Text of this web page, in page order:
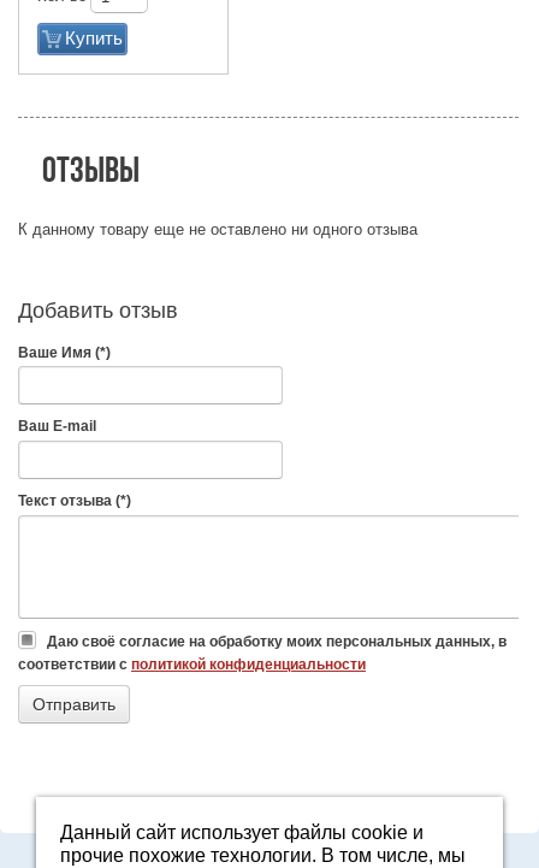
Купить
Отзывы
К данному товару еще не оставлено ни одного отзыва
Добавить отзыв
Ваше Имя (*)
Ваш E-mail
Текст отзыва (*)
Даю своё согласие на обработку моих персональных данных, в
соответствии с политикой конфиденциальности
Адрес: Свердловская область, г. Арамиль, ул. Базовая, 2
Данный сайт использует файлы cookie и
прочие похожие технологии. В том числе, мы